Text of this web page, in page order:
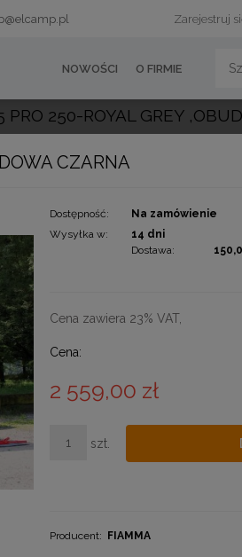
Zarejestruj
NOWOŚCI O FIRMIE
PRO 250-ROYAL GREY
CZARNA
Dostępność:
Na zamówienie
Wysyłka w:
14 dni
Dostawa:
Cena zawiera 23% VAT,
Cena:
2 559,00 zł
szt.
Producent: FIAMMA